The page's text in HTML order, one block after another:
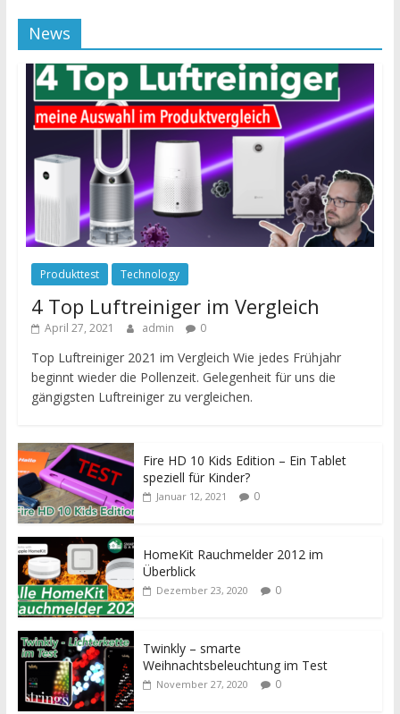
News
Produkttest Technology
4 Top Luftreiniger im Vergleich
April 27, 2021 admin 0
Top Luftreiniger 2021 im Vergleich Wie jedes Frühjahr
beginnt wieder die Pollenzeit. Gelegenheit für uns die
gängigsten Luftreiniger zu vergleichen.
Fire HD 10 Kids Edition – Ein Tablet
speziell für Kinder?
Januar 12, 2021 0
HomeKit Rauchmelder 2012 im
Überblick
Dezember 23, 2020 0
Twinkly – smarte
Weihnachtsbeleuchtung im Test
November 27, 2020 0